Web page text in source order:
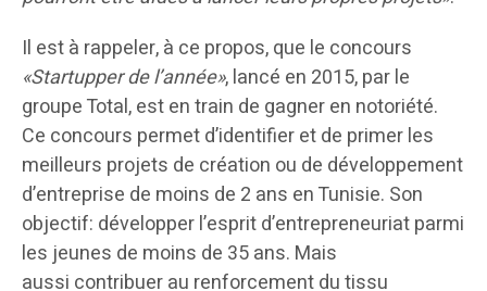
Il est à rappeler, à ce propos, que le concours
«Startupper de l’année», lancé en 2015, par le
groupe Total, est en train de gagner en notoriété.
Ce concours permet d’identifier et de primer les
meilleurs projets de création ou de développement
d’entreprise de moins de 2 ans en Tunisie. Son
objectif: développer l’esprit d’entrepreneuriat parmi
les jeunes de moins de 35 ans. Mais
aussi contribuer au renforcement du tissu